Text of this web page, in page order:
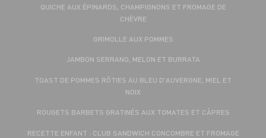
QUICHE AUX ÉPINARDS, CHAMPIGNONS ET FROMAGE DE
CHÈVRE
GRIMOLLE AUX POMMES
JAMBON SERRANO, MELON ET BURRATA
TOAST DE POMMES RÔTIES AU BLEU D'AUVERGNE, MIEL ET
NOIX
ROUGETS BARBETS GRATINÉS AUX TOMATES ET CÂPRES
RECETTE ENFANT : CLUB SANDWICH CONCOMBRE ET FROMAGE